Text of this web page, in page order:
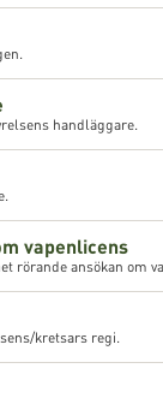
handläggare.
vapenlicens
rörande ansökan om
kretsars regi.